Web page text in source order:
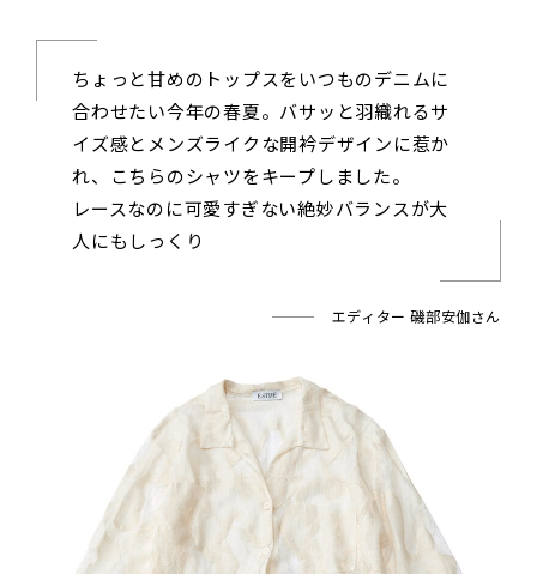
ちょっと甘めのトップスをいつものデニムに
合わせたい今年の春夏。バサッと羽織れるサ
イズ感とメンズライクな開衿デザインに惹か
れ、こちらのシャツをキープしました。
レースなのに可愛すぎない絶妙バランスが大
人にもしっくり
エディター 磯部安伽さん